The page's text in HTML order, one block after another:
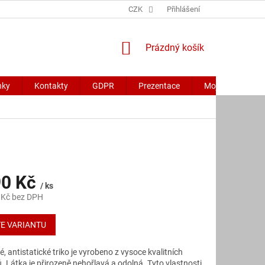
CZK Přihlášení
NÁKUPNÍ
Prázdný košík
Kontakty GDPR Prezentace Moje
Kč / ks
bez DPH
VARIANTU
antistatické triko je vyrobeno z vysoce kvalitních